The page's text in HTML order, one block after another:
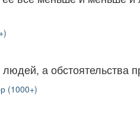
а обстоятельства
(1000+)